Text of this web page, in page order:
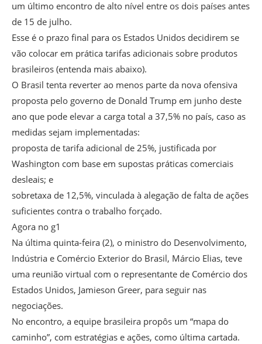
um último encontro de alto nível entre os dois países antes
de 15 de julho.
Esse é o prazo final para os Estados Unidos decidirem se
vão colocar em prática tarifas adicionais sobre produtos
brasileiros (entenda mais abaixo).
O Brasil tenta reverter ao menos parte da nova ofensiva
proposta pelo governo de Donald Trump em junho deste
ano que pode elevar a carga total a 37,5% no país, caso as
medidas sejam implementadas:
proposta de tarifa adicional de 25%, justificada por
Washington com base em supostas práticas comerciais
desleais; e
sobretaxa de 12,5%, vinculada à alegação de falta de ações
suficientes contra o trabalho forçado.
Agora no g1
Na última quinta-feira (2), o ministro do Desenvolvimento,
Indústria e Comércio Exterior do Brasil, Márcio Elias, teve
uma reunião virtual com o representante de Comércio dos
Estados Unidos, Jamieson Greer, para seguir nas
negociações.
No encontro, a equipe brasileira propôs um “mapa do
caminho”, com estratégias e ações, como última cartada.